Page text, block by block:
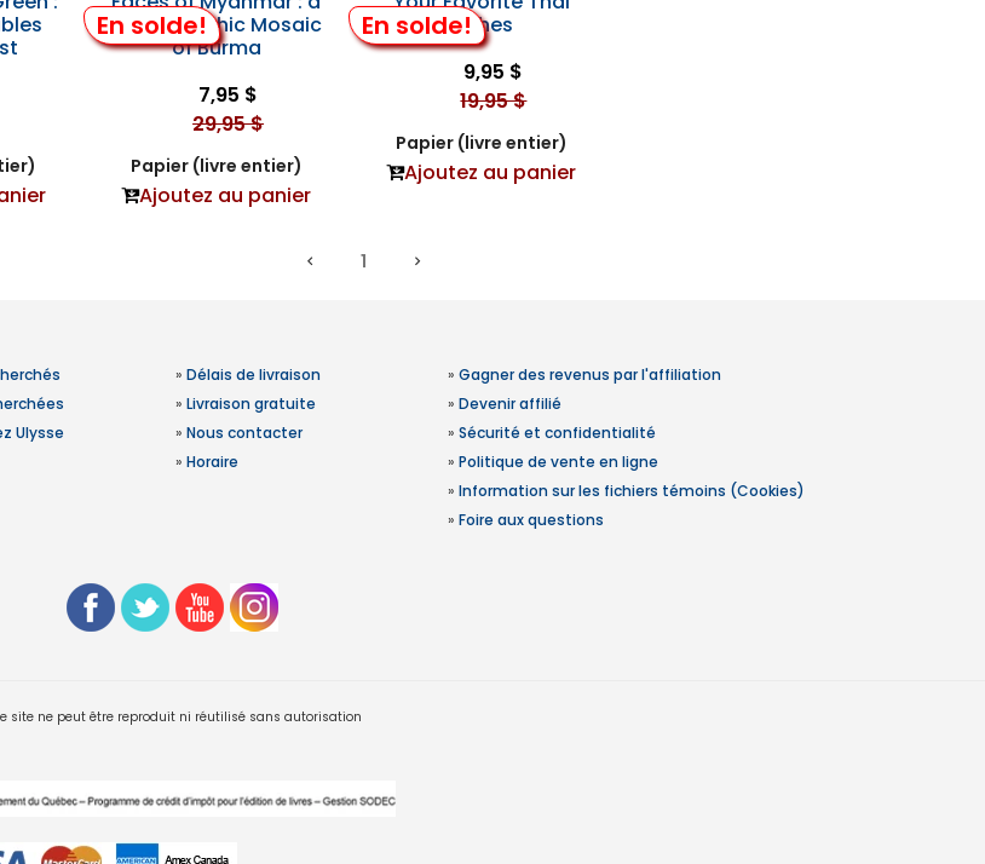
En solde!
Photographic Mosaic
of Burma
7,95 $
29,95 $
Papier (livre entier)
Ajoutez au panier
En solde!Dishes
9,95 $
19,95 $
Papier (livre entier)
Ajoutez au panier
1
Ulysse
» Délais de livraison
» Livraison gratuite
» Nous contacter
» Horaire
» Gagner des revenus par l'affiliation
» Devenir affilié
» Sécurité et confidentialité
» Politique de vente en ligne
» Information sur les fichiers témoins (Cookies)
» Foire aux questions
site ne peut être reproduit ni réutilisé sans autorisation